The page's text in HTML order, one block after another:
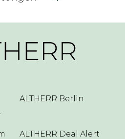
ALTHERR Berlin
ALTHERR Deal Alert